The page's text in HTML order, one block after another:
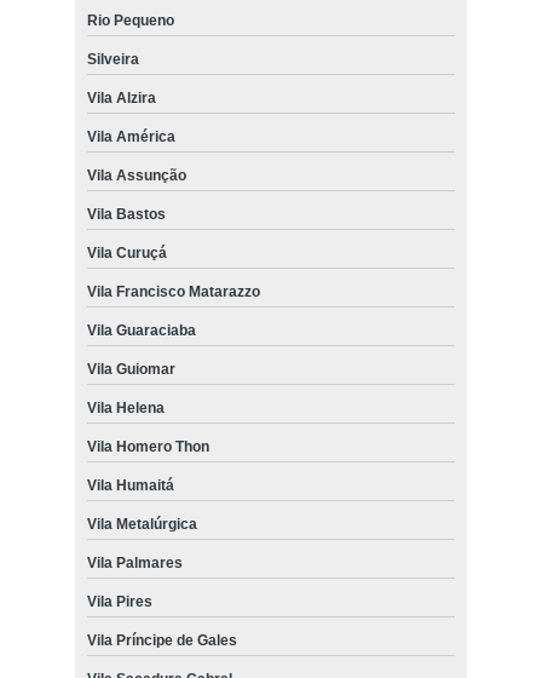
Rio Pequeno
Silveira
Vila Alzira
Vila América
Vila Assunção
Vila Bastos
Vila Curuçá
Vila Francisco Matarazzo
Vila Guaraciaba
Vila Guiomar
Vila Helena
Vila Homero Thon
Vila Humaitá
Vila Metalúrgica
Vila Palmares
Vila Pires
Vila Príncipe de Gales